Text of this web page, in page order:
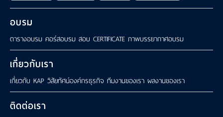
อบรม
ตารางอบรม คอร์สอบรม สอบ CERTIFICATE ภาพบรรยากาศอบรม
เกี่ยวกับเรา
เกี่ยวกับ KAP วิสัยทัศน์องค์กรธุรกิจ ทีมงานของเรา ผลงานของเรา
ติดต่อเรา